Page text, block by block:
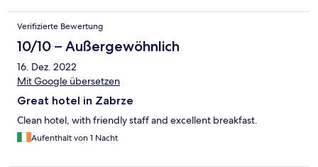
wir von der Unterkunft enttäuscht und würden diese daher
nicht empfehlen.
Verifizierte Bewertung
10/10 – Außergewöhnlich
16. Dez. 2022
Mit Google übersetzen
Great hotel in Zabrze
Clean hotel, with friendly staff and excellent breakfast.
Aufenthalt von 1 Nacht